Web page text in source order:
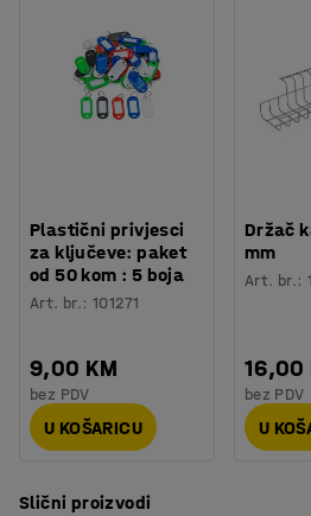
Postolje je T-oblika. To je
zauzima puno prostora ispod
Materijal površine ploče
Specifikacija materijala
Kronospan - U 0190 BS
Boja postolja
Procjena vremena:
Težina: 117,35 kg
Montaža: Dolazi nesastavljeno
Preuzmite upute za montažu
Plastični privjesci
za ključeve: paket
od 50 kom : 5 boja
Art. br.:101271
9,00 KM
bez PDV
U KOŠARICU
Držač
mm
Art. br.:
16,00
bez PDV
U
Slični proizvodi